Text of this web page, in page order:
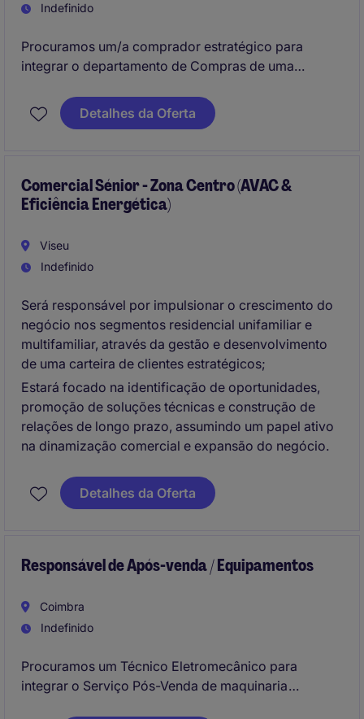
Indefinido
Procuramos um/a comprador estratégico para
integrar o departamento de Compras de uma
profissional será responsável pela gestão
estratégica de compras, garantindo a otimização de
Detalhes da Oferta
Comercial Sénior - Zona Centro (AVAC &
Eficiência Energética)
Viseu
Indefinido
Será responsável por impulsionar o crescimento do
negócio nos segmentos residencial unifamiliar e
multifamiliar, através da gestão e desenvolvimento
de uma carteira de clientes estratégicos;
Estará focado na identificação de oportunidades,
promoção de soluções técnicas e construção de
relações de longo prazo, assumindo um papel ativo
na dinamização comercial e expansão do negócio.
Detalhes da Oferta
Responsável de Após-venda / Equipamentos
Coimbra
Indefinido
Procuramos um Técnico Eletromecânico para
integrar o Serviço Pós-Venda de maquinaria